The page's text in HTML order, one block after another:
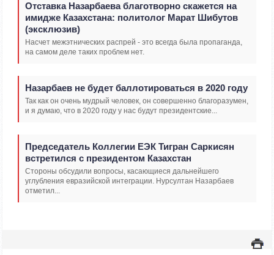
Отставка Назарбаева благотворно скажется на
имидже Казахстана: политолог Марат Шибутов
(эксклюзив)
Насчет межэтнических распрей - это всегда была пропаганда,
на самом деле таких проблем нет.
Назарбаев не будет баллотироваться в 2020 году
Так как он очень мудрый человек, он совершенно благоразумен,
и я думаю, что в 2020 году у нас будут президентские...
Председатель Коллегии ЕЭК Тигран Саркисян
встретился с президентом Казахстан
Стороны обсудили вопросы, касающиеся дальнейшего
углубления евразийской интеграции. Нурсултан Назарбаев
отметил...